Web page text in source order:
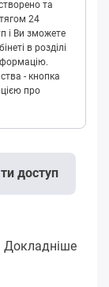
та
24
і Ви зможете
в розділі
- кнопка
про
доступ
Докладніше